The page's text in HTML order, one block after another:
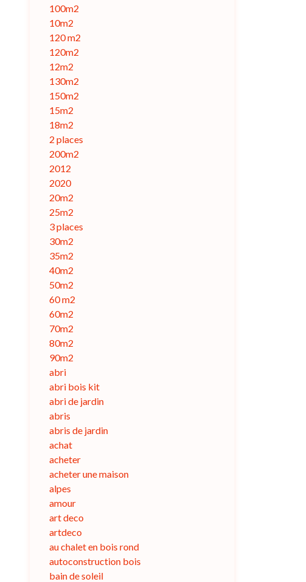
100m2
10m2
120 m2
120m2
12m2
130m2
150m2
15m2
18m2
2 places
200m2
2012
2020
20m2
25m2
3 places
30m2
35m2
40m2
50m2
60 m2
60m2
70m2
80m2
90m2
abri
abri bois kit
abri de jardin
abris
abris de jardin
achat
acheter
acheter une maison
alpes
amour
art deco
artdeco
au chalet en bois rond
autoconstruction bois
bain de soleil